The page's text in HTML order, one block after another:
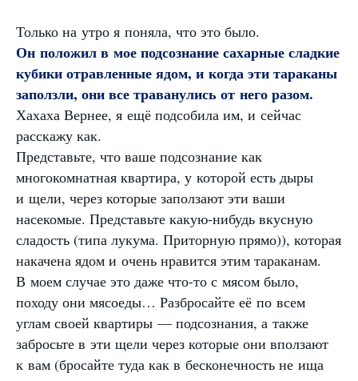
Только на утро я поняла, что это было.
Он положил в мое подсознание сахарные сладкие
кубики отравленные ядом, и когда эти тараканы
заползли, они все траванулись от него разом.
Хахаха Вернее, я ещё подсобила им, и сейчас
расскажу как.
Представьте, что ваше подсознание как
многокомнатная квартира, у которой есть дыры
и щели, через которые заползают эти ваши
насекомые. Представьте какую-нибудь вкусную
сладость (типа лукума. Приторную прямо)), которая
накачена ядом и очень нравится этим тараканам.
В моем случае это даже что-то с мясом было,
походу они мясоеды… Разбросайте её по всем
углам своей квартиры — подсознания, а также
забросьте в эти щели через которые они вползают
к вам (бросайте туда как в бесконечность не ища